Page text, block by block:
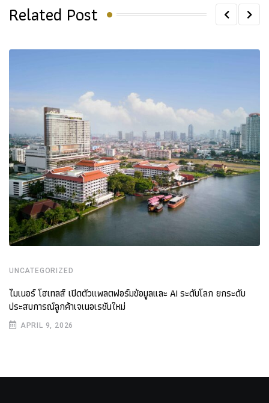
Related Post
UNCATEGORIZED
ไมเนอร์ โฮเทลส์ เปิดตัวแพลตฟอร์มข้อมูลและ AI ระดับโลก ยกระดับ
ประสบการณ์ลูกค้าเจเนอเรชันใหม่
APRIL 9, 2026